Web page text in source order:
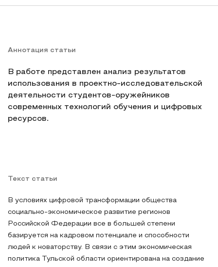
Аннотация статьи
В работе представлен анализ результатов
использования в проектно-исследовательской
деятельности студентов-оружейников
современных технологий обучения и цифровых
ресурсов.
Текст статьи
В условиях цифровой трансформации общества
социально-экономическое развитие регионов
Российской Федерации все в большей степени
базируется на кадровом потенциале и способности
людей к новаторству. В связи с этим экономическая
политика Тульской области ориентирована на создание